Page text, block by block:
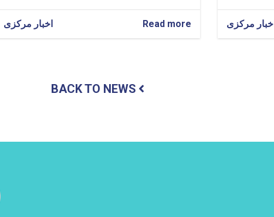
اخبار مرکزی Read more
مشاركة
شهامت
في
من
اخبار مرکزی
BACK TO NEWS